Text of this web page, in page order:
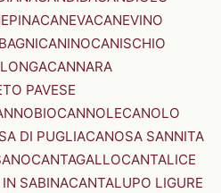
CANEVACANEVINO
CANINOCANISCHIO
CANNARA
PAVESE
CANNOLECANOLO
DI PUGLIACANOSA SANNITA
CANTAGALLOCANTALICE
SABINACANTALUPO LIGURE